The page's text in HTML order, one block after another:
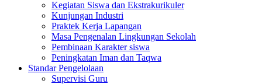
Kegiatan Siswa dan Ekstrakurikuler
Kunjungan Industri
Praktek Kerja Lapangan
Masa Pengenalan Lingkungan Sekolah
Pembinaan Karakter siswa
Peningkatan Iman dan Taqwa
Standar Pengelolaan
Supervisi Guru